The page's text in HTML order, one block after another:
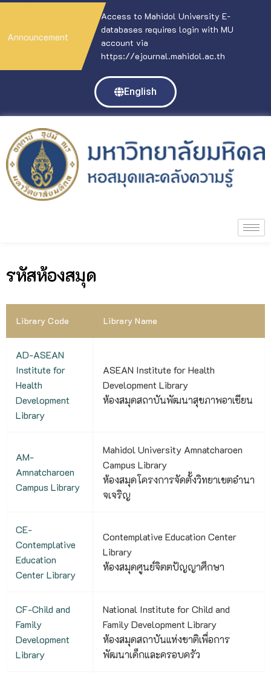
Announcement
Access to Mahidol University E-
databases requires login with MU
account via
https://ejournal.mahidol.ac.th
English
รหัสห้องสมุด
Library Code Library Name
AD-ASEAN
Institute for
Health
Development
Library
ASEAN Institute for Health
Development Library
ห้องสมุดสถาบันพัฒนาสุขภาพอาเซียน
AM-
Amnatcharoen
Campus Library
Mahidol University Amnatcharoen
Campus Library
ห้องสมุดโครงการจัดตั้งวิทยาเขตอํานา
จเจริญ
CE-
Contemplative
Education
Center Library
Contemplative Education Center
Library
ห้องสมุดศูนย์จิตตปัญญาศึกษา
CF-Child and
Family
Development
Library
National Institute for Child and
Family Development Library
ห้องสมุดสถาบันแห่งชาติเพื่อการ
พัฒนาเด็กและครอบครัว